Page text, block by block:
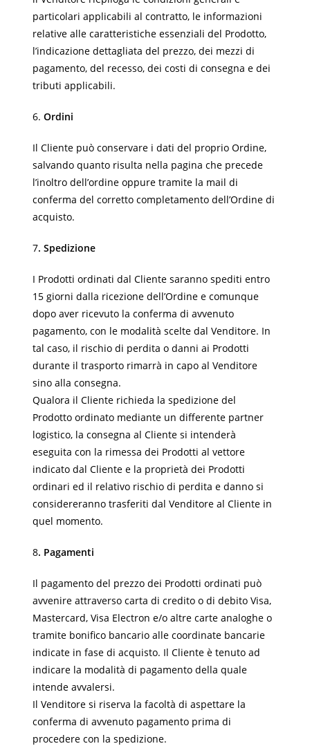
particolari applicabili al contratto, le informazioni
relative alle caratteristiche essenziali del Prodotto,
l’indicazione dettagliata del prezzo, dei mezzi di
pagamento, del recesso, dei costi di consegna e dei
tributi applicabili.
6. Ordini
Il Cliente può conservare i dati del proprio Ordine,
salvando quanto risulta nella pagina che precede
l’inoltro dell’ordine oppure tramite la mail di
conferma del corretto completamento dell’Ordine di
acquisto.
7. Spedizione
I Prodotti ordinati dal Cliente saranno spediti entro
15 giorni dalla ricezione dell’Ordine e comunque
dopo aver ricevuto la conferma di avvenuto
pagamento, con le modalità scelte dal Venditore. In
tal caso, il rischio di perdita o danni ai Prodotti
durante il trasporto rimarrà in capo al Venditore
sino alla consegna.
Qualora il Cliente richieda la spedizione del
Prodotto ordinato mediante un differente partner
logistico, la consegna al Cliente si intenderà
eseguita con la rimessa dei Prodotti al vettore
indicato dal Cliente e la proprietà dei Prodotti
ordinari ed il relativo rischio di perdita e danno si
considereranno trasferiti dal Venditore al Cliente in
quel momento.
8. Pagamenti
Il pagamento del prezzo dei Prodotti ordinati può
avvenire attraverso carta di credito o di debito Visa,
Mastercard, Visa Electron e/o altre carte analoghe o
tramite bonifico bancario alle coordinate bancarie
indicate in fase di acquisto. Il Cliente è tenuto ad
indicare la modalità di pagamento della quale
intende avvalersi.
Il Venditore si riserva la facoltà di aspettare la
conferma di avvenuto pagamento prima di
procedere con la spedizione.